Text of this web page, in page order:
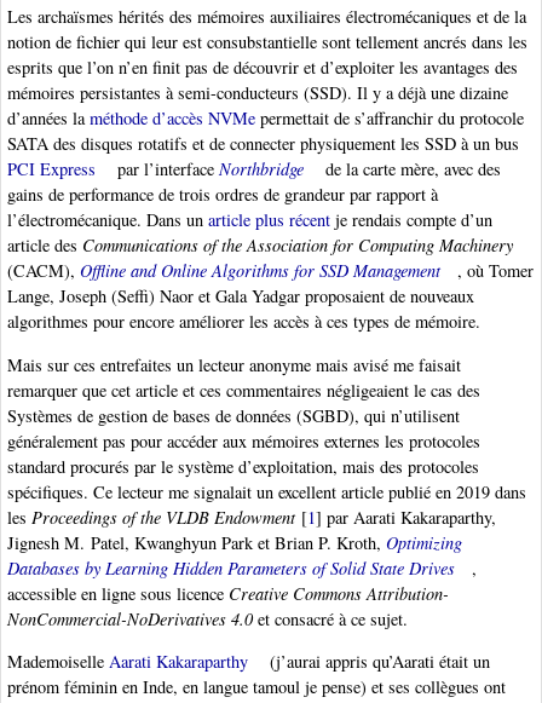
Les archaïsmes hérités des mémoires auxiliaires électromécaniques et de la
notion de fichier qui leur est consubstantielle sont tellement ancrés dans les
esprits que l’on n’en finit pas de découvrir et d’exploiter les avantages des
mémoires persistantes à semi-conducteurs (SSD). Il y a déjà une dizaine
d’années laméthode d’accès NVMe permettait de s’affranchir du protocole
SATA des disques rotatifs et de connecter physiquement les SSD à un bus
PCI Express
par l’interface Northbridge
de la carte mère, avec des
gains de performance de trois ordres de grandeur par rapport à
l’électromécanique. Dans un article plus récent je rendais compte d’un
article des Communications of the Association for Computing Machinery
(CACM), Offline and Online Algorithms for SSD Management
, où Tomer
Lange, Joseph (Seffi) Naor et Gala Yadgar proposaient de nouveaux
algorithmes pour encore améliorer les accès à ces types de mémoire.
Mais sur ces entrefaites un lecteur anonyme mais avisé me faisait
remarquer que cet article et ces commentaires négligeaient le cas des
Systèmes de gestion de bases de données (SGBD), qui n’utilisent
généralement pas pour accéder aux mémoires externes les protocoles
standard procurés par le système d’exploitation, mais des protocoles
spécifiques. Ce lecteur me signalait un excellent article publié en 2019 dans
les Proceedings of the VLDB Endowment[1] par Aarati Kakaraparthy,
Jignesh M. Patel, Kwanghyun Park et Brian P. Kroth, Optimizing
Databases by Learning Hidden Parameters of Solid State Drives
,
accessible en ligne sous licence Creative Commons Attribution-
NonCommercial-NoDerivatives 4.0et consacré à ce sujet.
Mademoiselle Aarati Kakaraparthy
(j’aurai appris qu’Aarati était un
prénom féminin en Inde, en langue tamoul je pense) et ses collègues ont